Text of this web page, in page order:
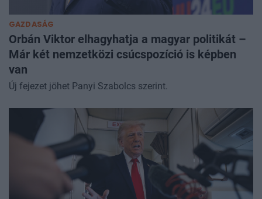
GAZDASÁG
Orbán Viktor elhagyhatja a magyar politikát –
Már két nemzetközi csúcspozíció is képben
van
Új fejezet jöhet Panyi Szabolcs szerint.